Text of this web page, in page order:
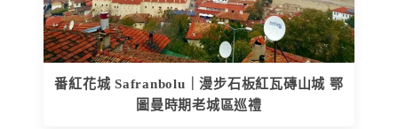
番紅花城 Safranbolu｜漫步石板紅瓦磚山城 鄂
圖曼時期老城區巡禮